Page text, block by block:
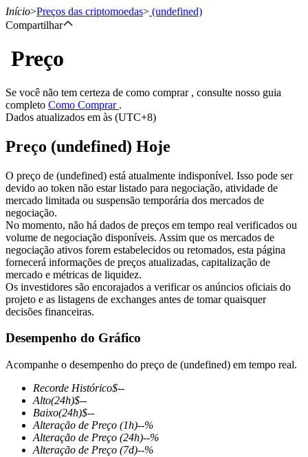
Futuros
Futuros de USDT
Futuros usando USDT como garantia
Futuros COIN-M
Futuros de criptomoeda
TradFi
Início>Preços das criptomoedas> (undefined)
Compartilhar
Preço
Se você não tem certeza de como comprar , consulte nosso guia
completo Como Comprar .
Dados atualizados em às (UTC+8)
Preço (undefined) Hoje
O preço de (undefined) está atualmente indisponível. Isso pode ser
devido ao token não estar listado para negociação, atividade de
mercado limitada ou suspensão temporária dos mercados de
negociação.
No momento, não há dados de preços em tempo real verificados ou
volume de negociação disponíveis. Assim que os mercados de
negociação ativos forem estabelecidos ou retomados, esta página
fornecerá informações de preços atualizadas, capitalização de
mercado e métricas de liquidez.
Os investidores são encorajados a verificar os anúncios oficiais do
projeto e as listagens de exchanges antes de tomar quaisquer
decisões financeiras.
Desempenho do Gráfico
Acompanhe o desempenho do preço de (undefined) em tempo real.
Recorde Histórico$--
Alto(24h)$--
Baixo(24h)$--
Alteração de Preço (1h)--%
Alteração de Preço (24h)--%
Alteração de Preço (7d)--%